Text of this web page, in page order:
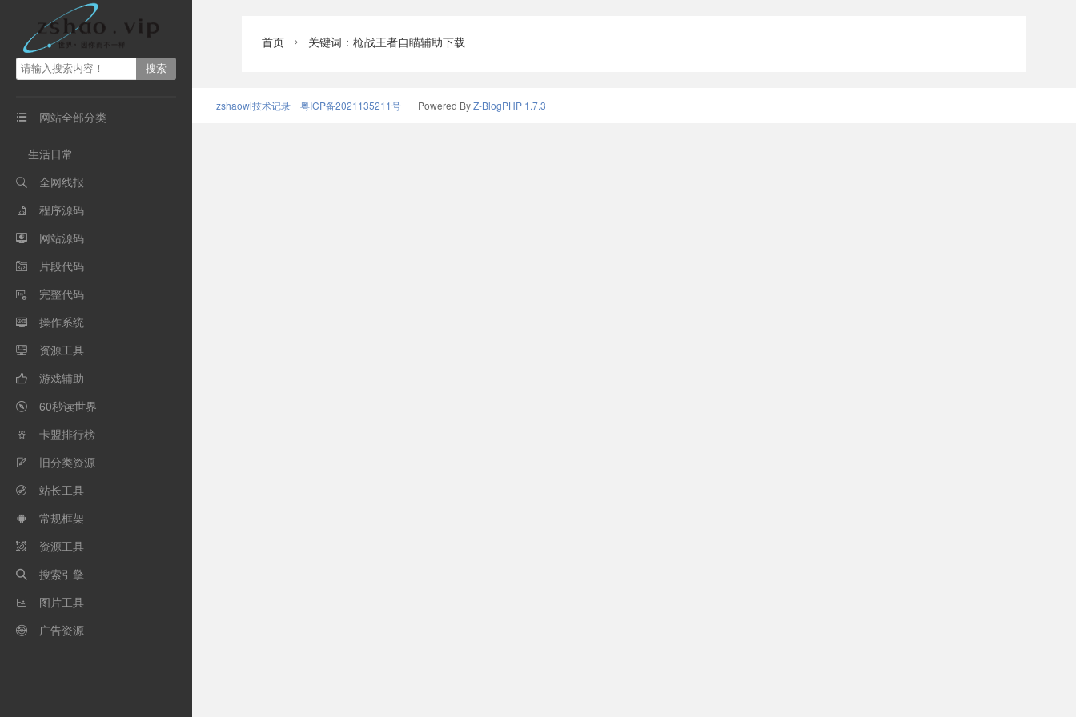
 网站全部分类
生活日常
 全网线报
 程序源码
 网站源码
 片段代码
 完整代码
 操作系统
 资源工具
 游戏辅助
 60秒读世界
 卡盟排行榜
 旧分类资源
 站长工具
 常规框架
 资源工具
 搜索引擎
 图片工具
 广告资源
首页  关键词：枪战王者自瞄辅助下载
zshaowl技术记录 粤ICP备2021135211号 Powered ByZ-BlogPHP 1.7.3